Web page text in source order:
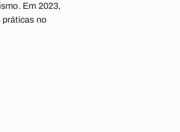
Em 2023,
práticas no